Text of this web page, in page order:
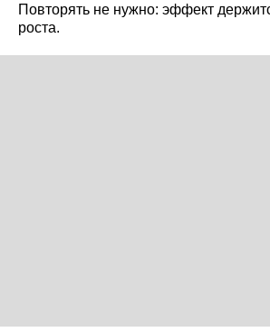
Повторять не нужно: эффект
роста.